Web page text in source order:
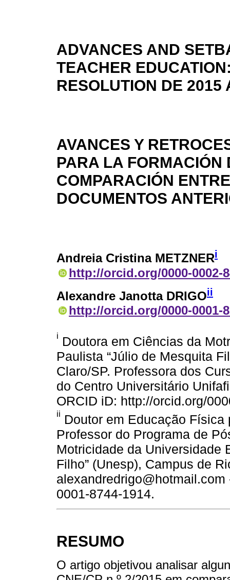
ADVANCES AND
TEACHER
RESOLUTION DE 2015
AVANCES Y
PARA LA FORMACIÓN
COMPARACIÓN
DOCUMENTOS
Andreia Cristina METZNERi
http://orcid.org/0000-0002-
Alexandre Janotta DRIGOii
http://orcid.org/0000-0001-
i Doutora em Ciências da
Paulista “Júlio de Mesquita
Claro/SP. Professora dos
do Centro Universitário
ORCID iD: http://orcid.org/
ii Doutor em Educação
Professor do Programa de
Motricidade da Universidade
Filho” (Unesp), Campus de
0001-8744-1914.
RESUMO
O artigo objetivou analisar